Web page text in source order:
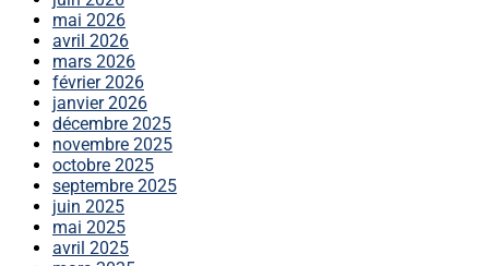
mai 2026
avril 2026
mars 2026
février 2026
janvier 2026
décembre 2025
novembre 2025
octobre 2025
septembre 2025
juin 2025
mai 2025
avril 2025